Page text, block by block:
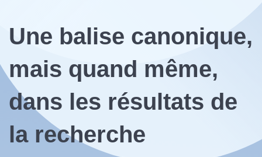
Une balise canonique,
mais quand même,
dans les résultats de
la recherche